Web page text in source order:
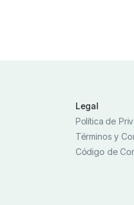
Legal
Política de
Términos y
Código de